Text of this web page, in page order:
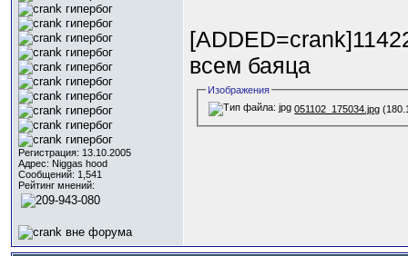
Регистрация: 13.10.2005
Адрес: Niggas hood
Сообщений: 1,541
Рейтинг мнений:
всем баяца
Изображения
051102_175034.jpg